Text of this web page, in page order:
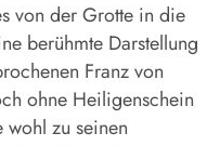
von der Grotte in die
berühmte Darstellung
Franz von
ohne Heiligenschein
zu seinen